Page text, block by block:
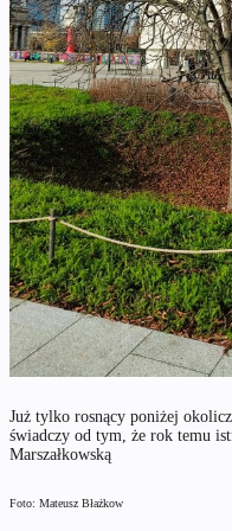
Już tylko rosnący poniżej
świadczy od tym, że rok temu
Marszałkowską
Foto: Mateusz Błażkow